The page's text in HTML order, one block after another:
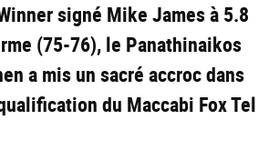
signé Mike James à 5.8
(75-76), le Panathinaikos
a mis un sacré accroc dans
du Maccabi Fox Tel